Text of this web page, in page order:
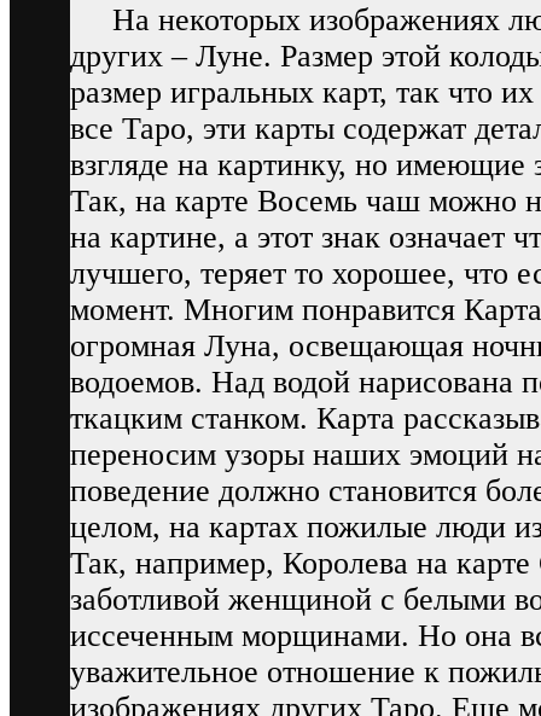
На некоторых изображениях
других – Луне. Размер этой
размер игральных карт, так что
все Таро, эти карты содержат
взгляде на картинку, но
Так, на карте Восемь чаш можно
на картине, а этот знак означает
лучшего, теряет то хорошее, что
момент. Многим понравится
огромная Луна, освещающая
водоемов. Над водой нарисована
ткацким станком. Карта
переносим узоры наших эмоций
поведение должно становится
целом, на картах пожилые люди
Так, например, Королева на
заботливой женщиной с белыми
иссеченным морщинами. Но она
уважительное отношение к
изображениях других Таро. Еще